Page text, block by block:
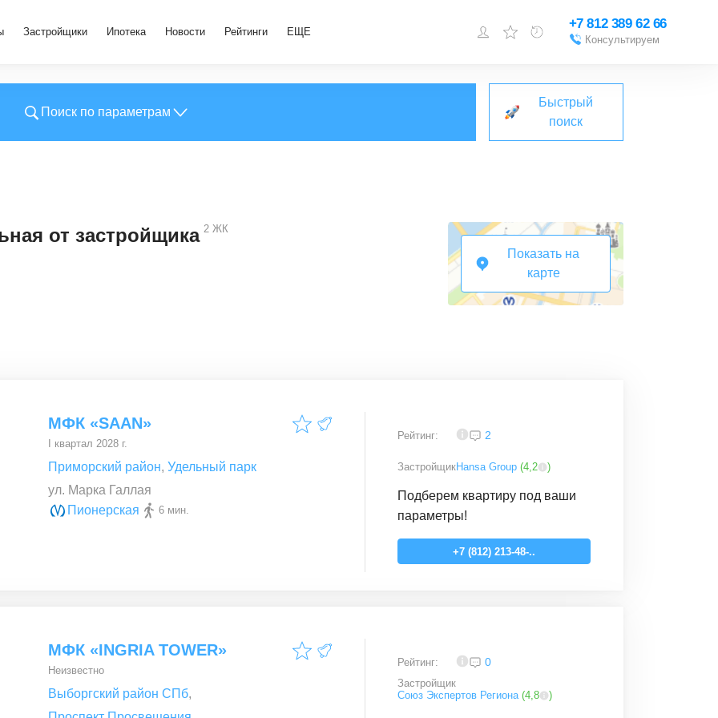
Застройщики Ипотека Новости Рейтинги ЕЩЕ
зарегистрироваться
Добавить объект
+7 812 389 62 66
Консультируем
Поиск по параметрам
Быстрый
поиск
от застройщика 2 ЖК
Показать на
карте
МФК «SAAN»
I квартал 2028 г.
Приморский район, Удельный парк
ул. Марка Галлая
Пионерская
6 мин.
Рейтинг: 2
ЗастройщикHansa Group (4,2 )
Подберем квартиру под ваши
параметры!
+7 (812) 213-48-..
МФК «INGRIA TOWER»
Неизвестно
Выборгский район СПб,
Рейтинг: 0
Застройщик
Союз Экспертов Региона (4,8 )